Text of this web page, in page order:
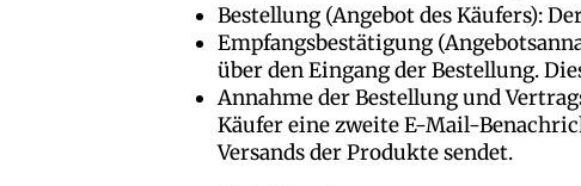
Bestellung (Angebot des Käufers):
Empfangsbestätigung
über den Eingang der Bestellung.
Annahme der Bestellung und
Käufer eine zweite E-Mail-
Versands der Produkte sendet.